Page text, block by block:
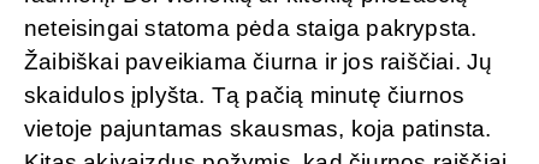
neteisingai statoma pėda staiga pakrypsta.
Žaibiškai paveikiama čiurna ir jos raiščiai. Jų
skaidulos įplyšta. Tą pačią minutę čiurnos
vietoje pajuntamas skausmas, koja patinsta.